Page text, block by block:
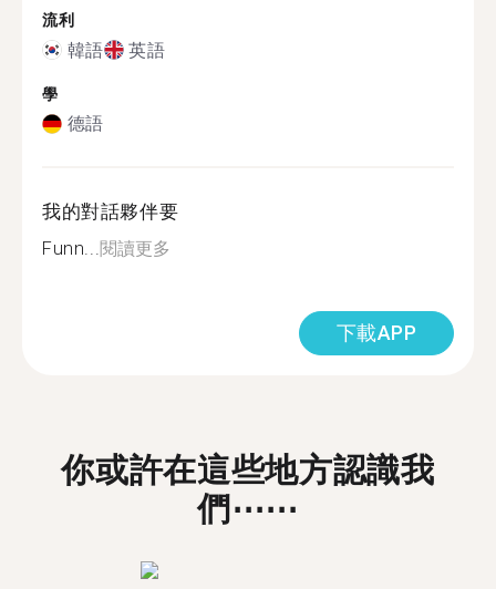
流利
韓語 英語
學
德語
我的對話夥伴要
Funn...閱讀更多
下載APP
你或許在這些地方認識我
們⋯⋯